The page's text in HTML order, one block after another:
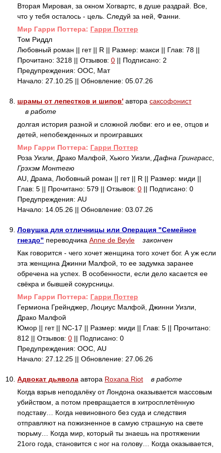
Вторая Мировая, за окном Хогвартс, в душе раздрай. Все,
что у тебя осталось - цель. Следуй за ней, Фанни.
Mир Гарри Поттера: Гарри Поттер
Том Риддл
Любовный роман || гет || R || Размер: макси || Глав: 78 ||
Прочитано: 3218 || Отзывов: 0 || Подписано: 2
Предупреждения: ООС, Мат
Начало: 27.10.25 || Обновление: 05.07.26
8. шрамы от лепестков и шипов' автора саксофонист
в работе
долгая история разной и сложной любви: его и ее, отцов и
детей, непобежденных и проигравших
Mир Гарри Поттера: Гарри Поттер
Роза Уизли, Драко Малфой, Хьюго Уизли, Дафна Гринграсс
Грэхэм Монтегю
AU, Драма, Любовный роман || гет || R || Размер: миди ||
Глав: 5 || Прочитано: 579 || Отзывов: 0 || Подписано: 0
Предупреждения: AU
Начало: 14.05.26 || Обновление: 03.07.26
9. Ловушка для отличницы или Операция "Семейное
гнездо" переводчика Anne de Beyle
закончен
Как говорится - чего хочет женщина того хочет бог. А уж если
эта женщина Джинни Малфой, то ее задумка заранее
обречена на успех. В особенности, если дело касается ее
свёкра и бывшей сокурсницы.
Mир Гарри Поттера: Гарри Поттер
Гермиона Грейнджер, Люциус Малфой, Джинни Уизли,
Драко Малфой
Юмор || гет || NC-17 || Размер: миди || Глав: 5 || Прочитано:
812 || Отзывов: 0 || Подписано: 0
Предупреждения: ООС, AU
Начало: 27.12.25 || Обновление: 27.06.26
10. Адвокат дьявола автора Roxana Riot
в работе
Когда взрыв неподалёку от Лондона оказывается массовым
убийством, а потом превращается в хитросплетённую
подставу… Когда невиновного без суда и следствия
отправляют на пожизненное в самую страшную на свете
тюрьму… Когда мир, который ты знаешь на протяжении
21ого года, становится с ног на голову… Когда оказывается,